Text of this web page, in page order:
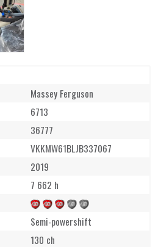
Massey Ferguson
6713
36777
VKKMW61BLJB337067
2019
7 662 h
Semi-powershift
130 ch